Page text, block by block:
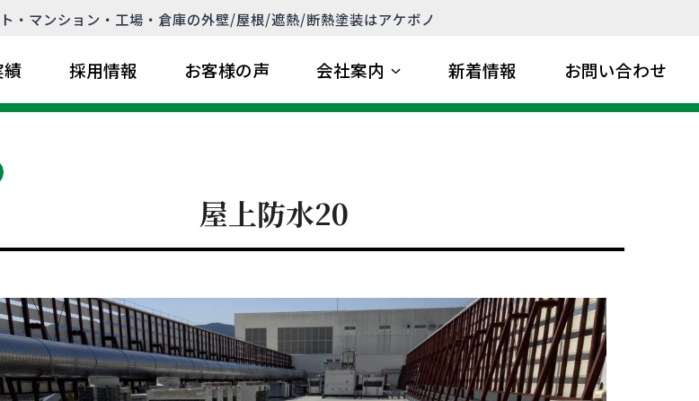
・マンション・工場・倉庫の外壁/屋根/遮熱/断熱塗装はアケボノ
績 採用情報 お客様の声 会社案内 新着情報 お問い合わせ
屋上防水20